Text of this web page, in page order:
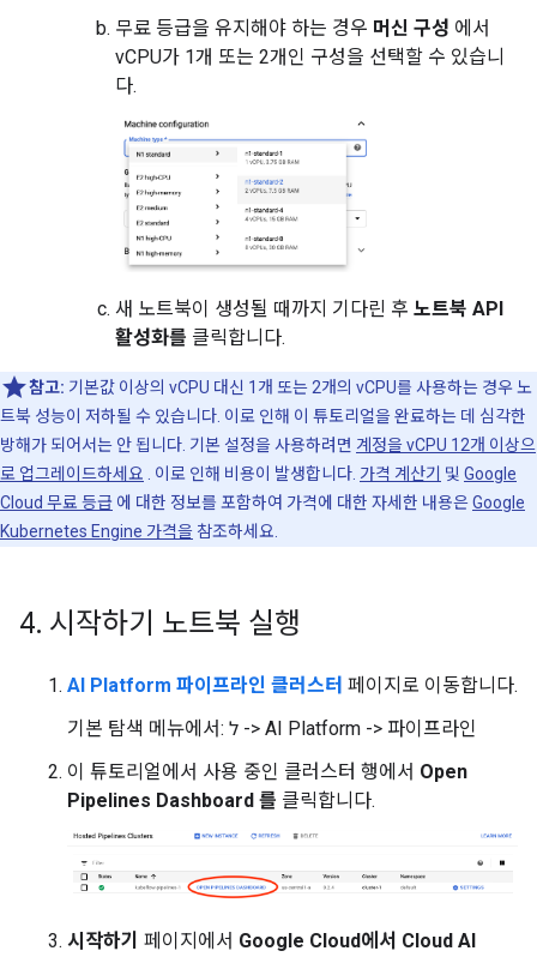
무료 등급을 유지해야 하는 경우 머신 구성 에서
vCPU가 1개 또는 2개인 구성을 선택할 수 있습니
다.
새 노트북이 생성될 때까지 기다린 후 노트북 API
활성화를 클릭합니다.
참고: 기본값 이상의 vCPU 대신 1개 또는 2개의 vCPU를 사용하는 경우 노
트북 성능이 저하될 수 있습니다. 이로 인해 이 튜토리얼을 완료하는 데 심각한
방해가 되어서는 안 됩니다. 기본 설정을 사용하려면 계정을 vCPU 12개 이상으
로 업그레이드하세요 . 이로 인해 비용이 발생합니다. 가격 계산기 및 Google
Cloud 무료 등급 에 대한 정보를 포함하여 가격에 대한 자세한 내용은Google
Kubernetes Engine 가격을 참조하세요.
4. 시작하기 노트북 실행
AI Platform 파이프라인 클러스터 페이지로 이동합니다.
기본 탐색 메뉴에서: ל -> AI Platform -> 파이프라인
이 튜토리얼에서 사용 중인 클러스터 행에서 Open
Pipelines Dashboard 를 클릭합니다.
시작하기 페이지에서 Google Cloud에서 Cloud AI